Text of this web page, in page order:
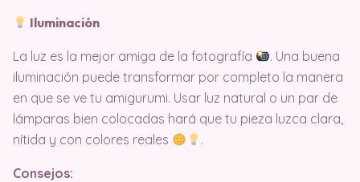
Iluminación
La luz es la mejor amiga de la fotografía
. Una buena
iluminación puede transformar por completo la manera
en que se ve tu amigurumi. Usar luz natural o un par de
lámparas bien colocadas hará que tu pieza luzca clara,
nítida y con colores reales
.
Consejos: